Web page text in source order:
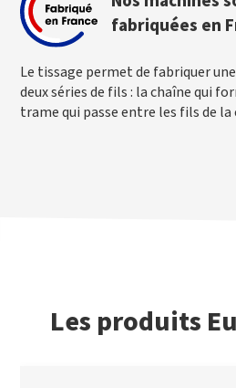
fabriquées en
Le tissage permet de fabriquer
deux séries de fils : la chaîne qui
trame qui passe entre les fils de la
Les produits